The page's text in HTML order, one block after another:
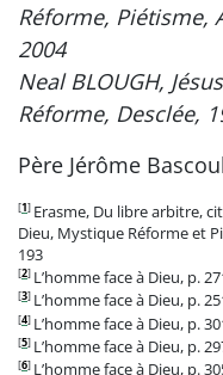
Réforme, Piétisme,
2004
Neal BLOUGH,
Réforme, Desclée,
Père Jérôme
[1] Erasme, Du libre arbitre,
Dieu, Mystique Réforme et
193
[2] L’homme face à Dieu, p.
[3] L’homme face à Dieu, p.
[4] L’homme face à Dieu, p.
[5] L’homme face à Dieu, p.
[6] L’homme face à Dieu, p.